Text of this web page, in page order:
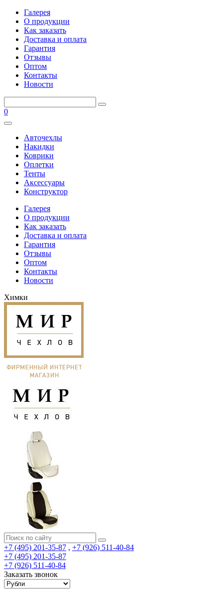
Галерея
О продукции
Как заказать
Доставка и оплата
Гарантия
Отзывы
Оптом
Контакты
Новости
0
Авточехлы
Накидки
Коврики
Оплетки
Тенты
Аксессуары
Конструктор
Галерея
О продукции
Как заказать
Доставка и оплата
Гарантия
Отзывы
Оптом
Контакты
Новости
Химки
+7 (495) 201-35-87 , +7 (926) 511-40-84
+7 (495) 201-35-87
+7 (926) 511-40-84
Заказать звонок